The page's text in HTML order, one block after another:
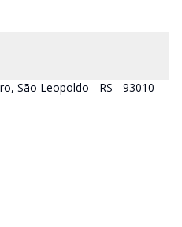
São Leopoldo - RS - 93010-